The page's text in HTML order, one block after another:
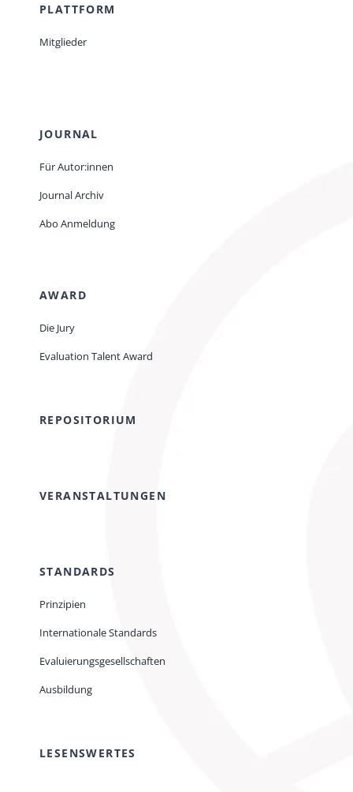
PLATTFORM
Mitglieder
JOURNAL
Für Autor:innen
Journal Archiv
Abo Anmeldung
AWARD
Die Jury
Evaluation Talent Award
REPOSITORIUM
VERANSTALTUNGEN
STANDARDS
Prinzipien
Internationale Standards
Evaluierungsgesellschaften
Ausbildung
LESENSWERTES